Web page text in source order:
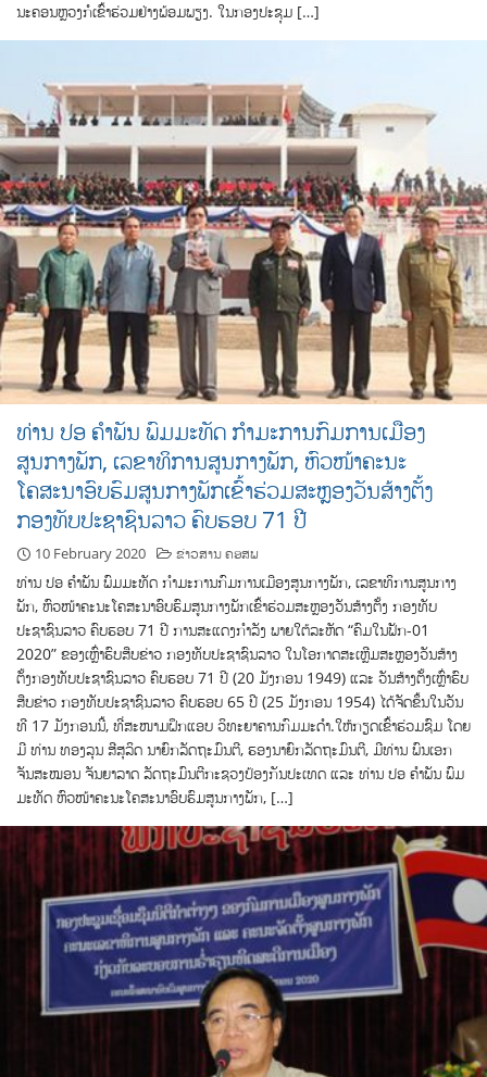
ນະຄອນຫຼວງກໍເຂົ້າ​ຮ່ວມຢ່າງພ້ອມພຽງ. ໃນກອງປະຊຸມ […]
ທ່ານ ປອ ຄຳພັນ ພົມມະທັດ ກຳມະການກົມການເມືອງ
ສູນກາງພັກ, ເລຂາທິການສູນກາງພັກ, ຫົວໜ້າຄະນະ
ໂຄສະນາອົບຮົມສູນກາງພັກເຂົ້າຮ່ວມສະຫຼອງວັນສ້າງຕັ້ງ
ກອງທັບປະຊາຊົນລາວ ຄົບຮອບ 71 ປີ
10 February 2020 ຂ່າວສານ ຄອສພ
ທ່ານ ປອ ຄຳພັນ ພົມມະທັດ ກຳມະການກົມການເມືອງສູນກາງພັກ, ເລຂາທິການສູນກາງ
ພັກ, ຫົວໜ້າຄະນະໂຄສະນາອົບຮົມສູນກາງພັກເຂົ້າຮ່ວມສະຫຼອງວັນສ້າງຕັ້ງ ກອງທັບ
ປະຊາຊົນລາວ ຄົບຮອບ 71 ປີ ການສະແດງ​ກຳລັງ ພາຍ​ໃຕ້​ລະຫັດ “ຄົມ​ໃນ​ຟັກ-01
2020” ຂອງ​ເຫຼົ່າ​ຮົບ​ສືບ​ຂ່າວ ກອງທັບ​ປະຊາຊົນ​ລາວ ໃນ​ໂອກາດ​ສະເຫຼີມສະຫຼອງ​ວັນ​ສ້າງ
ຕັ້ງ​ກອງທັບ​ປະຊາຊົນ​ລາວ ຄົບຮອບ 71 ປີ (20 ມັງກອນ 1949) ແລະ ວັນ​ສ້າງຕັ້ງ​ເຫຼົ່າ​ຮົບ​
ສືບ​ຂ່າວ ກອງທັບ​ປະຊາຊົນ​ລາວ ຄົບຮອບ 65 ປີ (25 ມັງກອນ 1954) ໄດ້​ຈັດ​ຂຶ້ນ​ໃນ​ວັນ​
ທີ 17 ມັງກອນ​ນີ້, ທີ່​ສະໜາມ​ຝຶກແອບ ວິທະຍາຄານ​ກົມ​ມະ​ດຳ.ໃຫ້​ກຽດ​ເຂົ້າ​ຮ່ວມ​ຊົມ ໂດຍ​
ມີ ທ່ານ ທອງ​ລຸນ ສີ​ສຸ​ລິດ ນາຍົກລັດຖະມົນຕີ, ຮອງນາຍົກລັດຖະມົນຕີ, ມີ​ທ່ານ ພົນ​ເອກ
ຈັນ​ສະໝອນ ຈັນ​ຍາ​ລາດ ລັດຖະມົນຕີ​ກະຊວງ​ປ້ອງ​ກັນ​ປະເທດ ແລະ ທ່ານ ປອ ຄຳພັນ ພົມ
ມະທັດ ຫົວໜ້າຄະນະໂຄສະນາອົບຮົມສູນກາງພັກ, […]